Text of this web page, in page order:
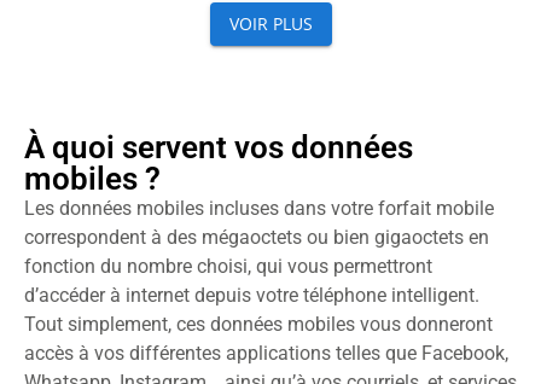
À quoi servent vos données
mobiles ?
Les données mobiles incluses dans votre forfait mobile
correspondent à des mégaoctets ou bien gigaoctets en
fonction du nombre choisi, qui vous permettront
d’accéder à internet depuis votre téléphone intelligent.
Tout simplement, ces données mobiles vous donneront
accès à vos différentes applications telles que Facebook,